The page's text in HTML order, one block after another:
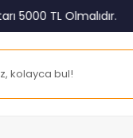
TL Olmalıdır.